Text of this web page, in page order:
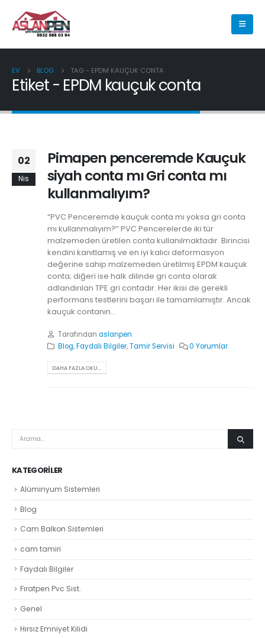
EV BLOG TAG - EPDM KAUÇUK CONTA
Etiket - EPDM kauçuk conta
02
Nis
Pimapen penceremde Kauçuk
siyah conta mı Gri conta mı
kullanmalıyım?
“PVC Penceremde kauçuk conta mı yoksa gri conta
mı kullanmalıyım?” PVC Pencerelerde iki tür
malzemeden üretilen conta kullanılmaktadır. Birincisi
kendini kanıtlamış ve en iyi kalıcı deformasyon
değerine sahip malzemeden üretilmiş EPDM kauçuk
conta; diğeri ise halk dilinde gri conta olarak
adlandırılan TPE gri contadır. Her ikisi de gerekli
performans testlerini başarı ile tamamlamıştır. Ancak
kauçuk contanın...
Tarafından aslanpen
Blog,Faydalı Bilgiler,Tamir Servisi 0 Yorumlar
DAHA FAZLA OKU...
KATEGORILER
Alüminyum Sistemleri
Blog
Cam Balkon Sistemleri
cam tamiri
Faydalı Bilgiler
Fıratpen Pvc Sist.
Genel
Hırsız Emniyet Kilidi